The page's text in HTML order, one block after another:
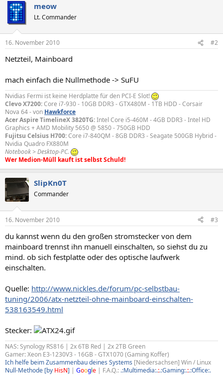
meow
Lt. Commander
16. November 2010 #2
Netzteil, Mainboard
mach einfach die Nullmethode -> SuFU
Nvidias Fermi ist keine Herdplatte für den PCI-E Slot!
Clevo X7200:Core i7-930 - 10GB DDR3 - GTX480M - 1TB HDD - Corsair
Nova 64 - von Hawkforce
Acer Aspire TimelineX 3820TG:Intel Core i5-460M - 4GB DDR3 - Intel HD
Graphics + AMD Mobility 5650 @ 5850 - 750GB HDD
Fujitsu Celsius H700:Core i7-840QM - 8GB DDR3 - Seagate 500GB Hybrid -
Nvidia Quadro FX880M
Notebook > Desktop-PC.
Wer Medion-Müll kauft ist selbst Schuld!
SlipKn0T
Commander
16. November 2010 #3
du kannst wenn du den großen stromstecker von dem
mainboard trennst ihn manuell einschalten, so siehst du zu
mind. ob sich festplatte oder des optische laufwerk
einschalten.
Quelle: http://www.nickles.de/forum/pc-selbstbau-
tuning/2006/atx-netzteil-ohne-mainboard-einschalten-
538163549.html
Stecker:
NAS: Synology RS816 | 2x 6TB Red | 2x 2TB Green
Gamer: Xeon E3-1230V3 - 16GB - GTX1070 (Gaming Koffer)
Ich helfe beim Zusammenbau deines Systems [Niedersachsen] Win / Linux
Null-Methode [by HisN] | Google | F.A.Q.: .:Multimedia:.:.:Gaming:.:.:Office:.